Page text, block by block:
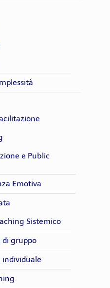
e Public
Emotiva
Sistemico
di gruppo